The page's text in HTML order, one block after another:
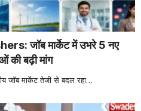
जॉब मार्केट में उभरे 5 नए
की बढ़ी मांग
मार्केट तेजी से बदल रहा…